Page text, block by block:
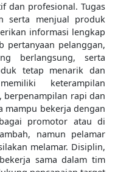
dan profesional. Tugas
serta menjual produk
informasi lengkap
pertanyaan pelanggan,
berlangsung, serta
tetap menarik dan
keterampilan
berpenampilan rapi dan
mampu bekerja dengan
promotor atau di
namun pelamar
melamar. Disiplin,
sama dalam tim